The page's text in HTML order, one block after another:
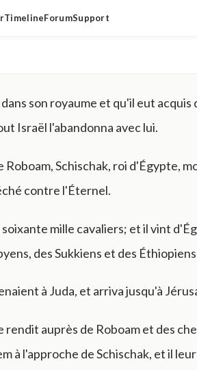
TimelineForumSupport
son royaume et qu'il eut acquis
Israël l'abandonna avec lui.
Roboam, Schischak, roi d'Égypte,
contre l'Éternel.
mille cavaliers; et il vint
des Sukkiens et des
à Juda, et arriva jusqu'à
rendit auprès de Roboam et des
à l'approche de Schischak, et il